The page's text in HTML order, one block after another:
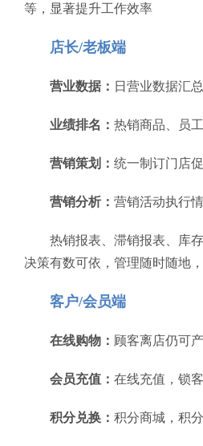
等，显著提升工作效率
店长/老板端
营业数据： 日营业数据汇
业绩排名： 热销商品、员
营销策划： 统一制订门店
营销分析： 营销活动执行
热销报表、滞销报表、库
决策有数可依，管理随时随地
客户/会员端
在线购物： 顾客离店仍可
会员充值： 在线充值，锁
积分兑换： 积分商城，积